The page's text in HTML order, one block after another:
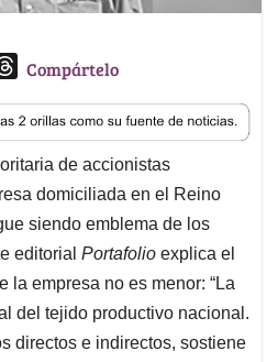
T
r
e
a
d
s
Compártelo
de accionistas
domiciliada en el Reino
siendo emblema de los
editorial Portafolio explica el
la empresa no es menor: “La
del tejido productivo nacional.
directos e indirectos, sostiene